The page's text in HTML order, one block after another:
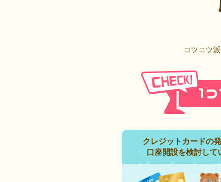
コツコツ
クレジットカードの
口座開設を検討して